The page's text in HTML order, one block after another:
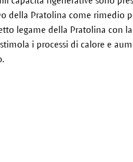
della Pratolina come rimedio
legame della Pratolina con
i processi di calore e